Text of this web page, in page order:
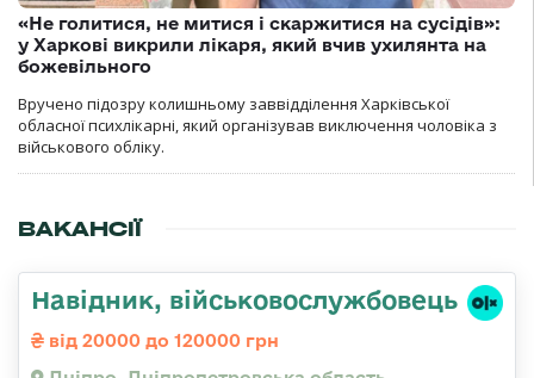
«Не голитися, не митися і скаржитися на сусідів»:
у Харкові викрили лікаря, який вчив ухилянта на
божевільного
Вручено підозру колишньому заввідділення Харківської
обласної психлікарні, який організував виключення чоловіка з
військового обліку.
ВАКАНСІЇ
Навідник, військовослужбовець
від 20000 до 120000 грн